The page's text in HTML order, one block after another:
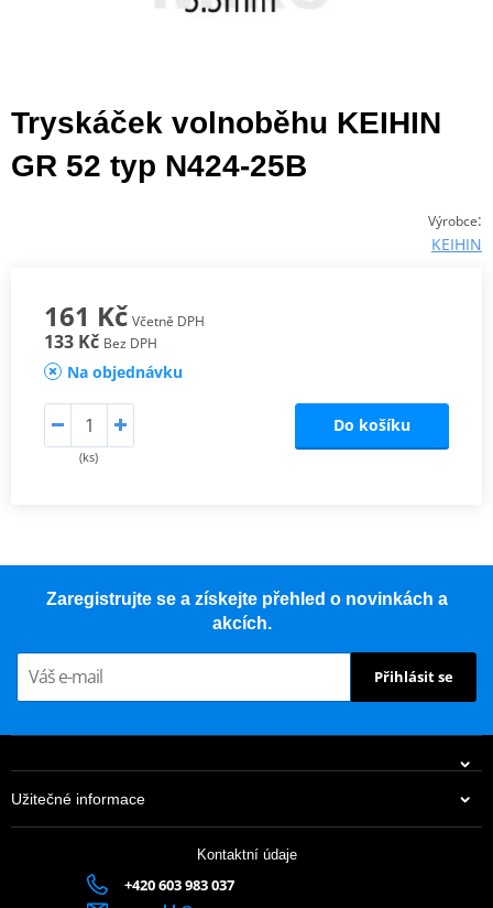
Tryskáček volnoběhu KEIHIN
GR 52 typ N424-25B
Výrobce:
KEIHIN
161 Kč Včetně DPH
133 Kč Bez DPH
Na objednávku
(ks)
Do košíku
Zaregistrujte se a získejte přehled o novinkách a
akcích.
Přihlásit se
Užitečné informace
Kontaktní údaje
+420 603 983 037